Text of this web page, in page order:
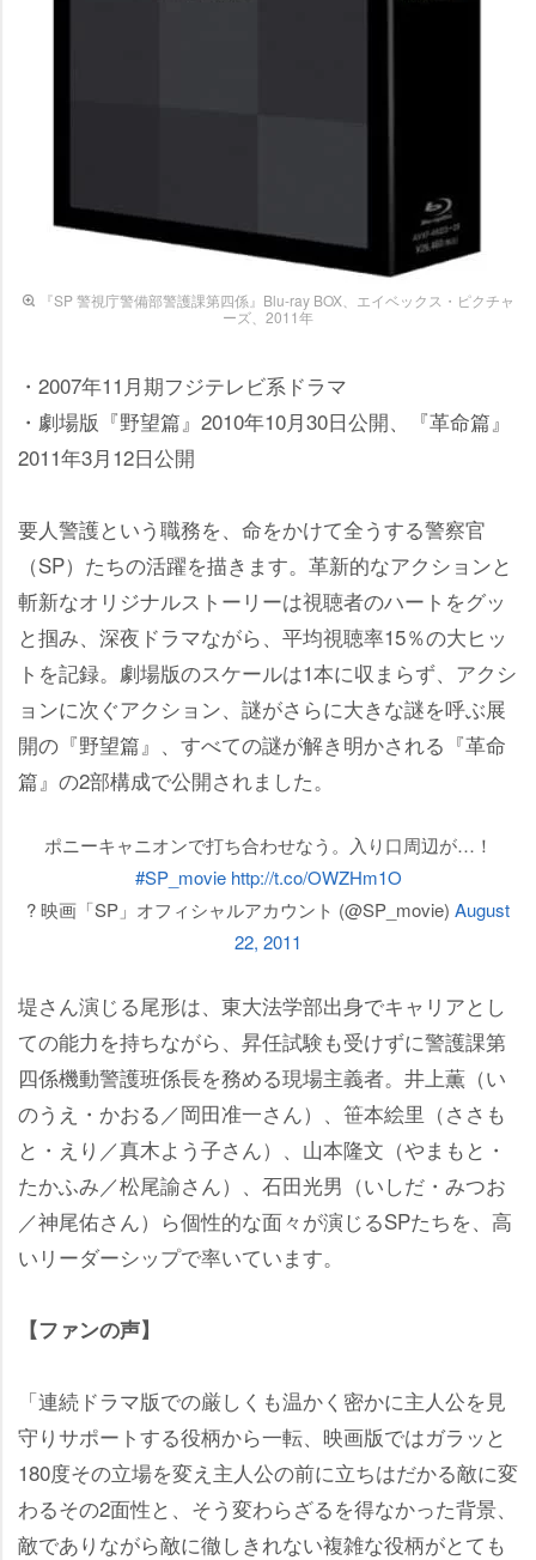
『SP 警視庁警備部警護課第四係』Blu-ray BOX、エイベックス・ピクチャ
ーズ、2011年
・2007年11月期フジテレビ系ドラマ
・劇場版『野望篇』2010年10月30日公開、『革命篇』
2011年3月12日公開
要人警護という職務を、命をかけて全うする警察官
（SP）たちの活躍を描きます。革新的なアクションと
斬新なオリジナルストーリーは視聴者のハートをグッ
と掴み、深夜ドラマながら、平均視聴率15％の大ヒッ
トを記録。劇場版のスケールは1本に収まらず、アクシ
ョンに次ぐアクション、謎がさらに大きな謎を呼ぶ展
開の『野望篇』、すべての謎が解き明かされる『革命
篇』の2部構成で公開されました。
ポニーキャニオンで打ち合わせなう。入り口周辺が…！
#SP_movie http://t.co/OWZHm1O
? 映画「SP」オフィシャルアカウント (@SP_movie) August
22, 2011
堤さん演じる尾形は、東大法学部出身でキャリアとし
ての能力を持ちながら、昇任試験も受けずに警護課第
四係機動警護班係長を務める現場主義者。井上薫（い
のうえ・かおる／岡田准一さん）、笹本絵里（ささも
と・えり／真木よう子さん）、山本隆文（やまもと・
たかふみ／松尾諭さん）、石田光男（いしだ・みつお
／神尾佑さん）ら個性的な面々が演じるSPたちを、高
いリーダーシップで率いています。
【ファンの声】
「連続ドラマ版での厳しくも温かく密かに主人公を見
守りサポートする役柄から一転、映画版ではガラッと
180度その立場を変え主人公の前に立ちはだかる敵に変
わるその2面性と、そう変わらざるを得なかった背景、
敵でありながら敵に徹しきれない複雑な役柄がとても